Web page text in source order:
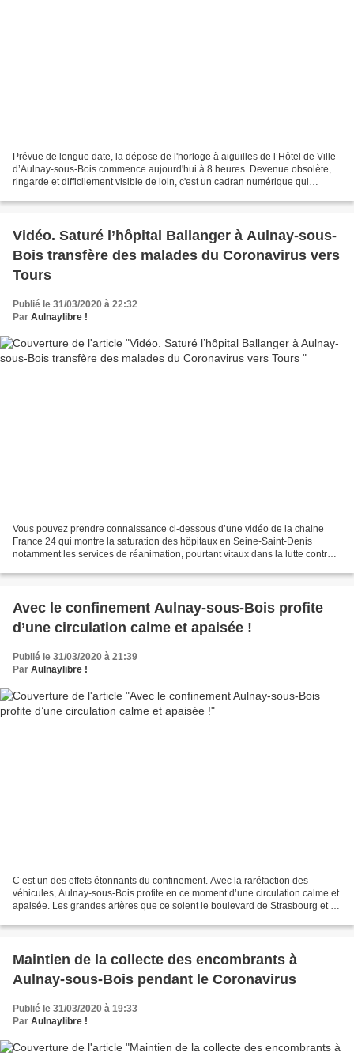
Prévue de longue date, la dépose de l'horloge à aiguilles de l’Hôtel de Ville
d’Aulnay-sous-Bois commence aujourd'hui à 8 heures. Devenue obsolète,
ringarde et difficilement visible de loin, c'est un cadran numérique qui
Vidéo. Saturé l’hôpital Ballanger à Aulnay-sous-
Bois transfère des malades du Coronavirus vers
Tours
Publié le 31/03/2020 à 22:32
Par Aulnaylibre !
Vous pouvez prendre connaissance ci-dessous d’une vidéo de la chaine
France 24 qui montre la saturation des hôpitaux en Seine-Saint-Denis
notamment les services de réanimation, pourtant vitaux dans la lutte contre
Avec le confinement Aulnay-sous-Bois profite
d’une circulation calme et apaisée !
Publié le 31/03/2020 à 21:39
Par Aulnaylibre !
C’est un des effets étonnants du confinement. Avec la raréfaction des
véhicules, Aulnay-sous-Bois profite en ce moment d’une circulation calme et
apaisée. Les grandes artères que ce soient le boulevard de Strasbourg et la
Maintien de la collecte des encombrants à
Aulnay-sous-Bois pendant le Coronavirus
Publié le 31/03/2020 à 19:33
Par Aulnaylibre !